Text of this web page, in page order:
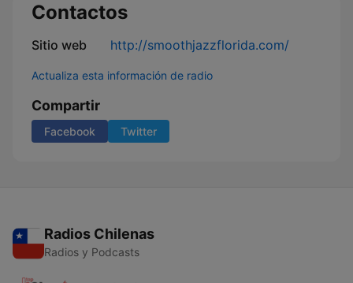
Contactos
Sitio web http://smoothjazzflorida.com/
Actualiza esta información de radio
Compartir
Facebook Twitter
Radios Chilenas
Radios y Podcasts